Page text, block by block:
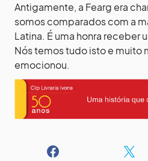
Antigamente, a Fearg era
somos comparados com a
Latina. É uma honra receber
Nós temos tudo isto e muito
emocionou.